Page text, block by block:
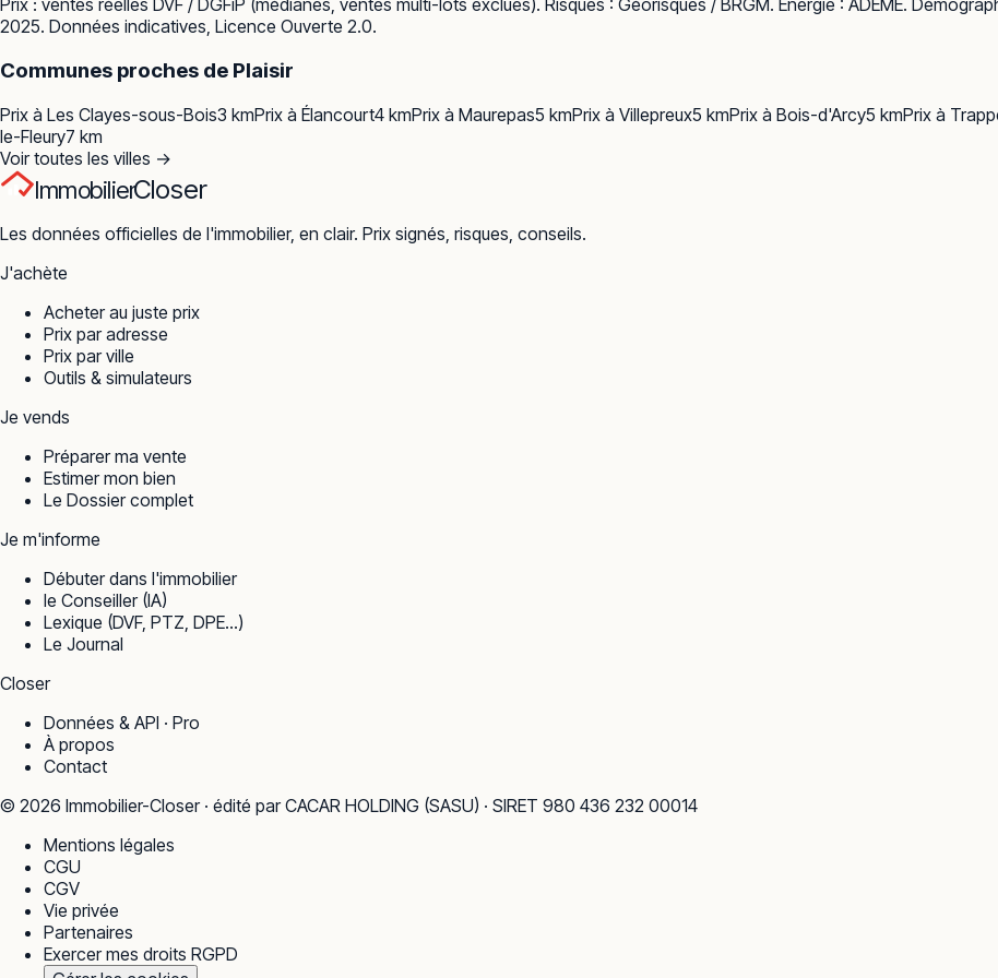
Prix : ventes réelles DVF / DGFiP (médianes, ventes multi-lots exclues). Risques : Géorisques / BRGM. Énergie : ADEME.
2025. Données indicatives, Licence Ouverte 2.0.
Communes proches de Plaisir
Prix à Les Clayes-sous-Bois3 kmPrix à Élancourt4 kmPrix à Maurepas5 kmPrix à Villepreux5 kmPrix à Bois-d'Arcy5 kmPrix à
le-Fleury7 km
Voir toutes les villes →
ImmobilierCloser
Les données officielles de l'immobilier, en clair. Prix signés, risques, conseils.
J'achète
Acheter au juste prix
Prix par adresse
Prix par ville
Outils & simulateurs
Je vends
Préparer ma vente
Estimer mon bien
Le Dossier complet
Je m'informe
Débuter dans l'immobilier
le Conseiller (IA)
Lexique (DVF, PTZ, DPE…)
Le Journal
Closer
Données & API · Pro
À propos
Contact
© 2026 Immobilier-Closer · édité par CACAR HOLDING (SASU) · SIRET 980 436 232 00014
Mentions légales
CGU
CGV
Vie privée
Partenaires
Exercer mes droits RGPD